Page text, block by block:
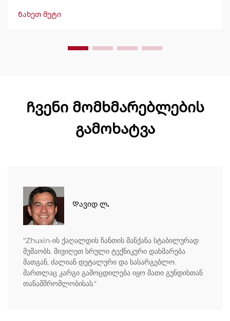
მსოფლიოში ნდობით გამოიყენება გამძლეობის,
მარტივად მართვის და მინიმალური შესვენების გამო.
Ნახეთ მეტი
Ჩვენი მომხმარებლების
გამოხატვა
Დავიდ ლ.
"Zhuxin-ის ქაღალდის ჩანთის მანქანა სტაბილურად
მუშაობს. მივიღეთ სრული ტექნიკური დახმარება
მათგან, ძალიან დეტალური და სასარგებლო.
მართლაც კარგი გამოცდილება იყო მათი გუნდისთან
თანამშრომლობისას."